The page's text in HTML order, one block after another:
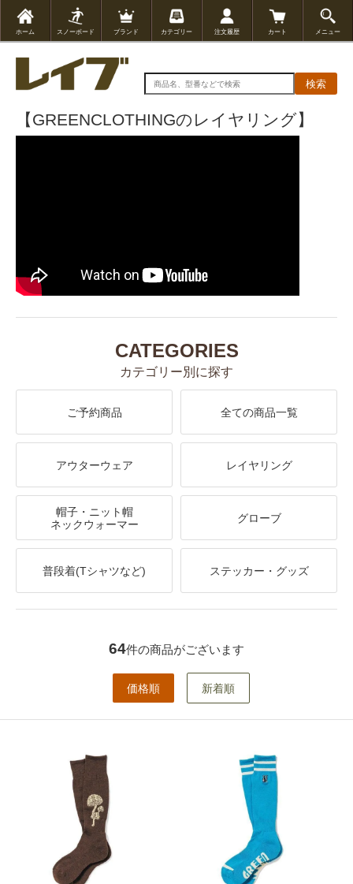
ホーム スノーボード ブランド カテゴリー 注文履歴 カート メニュー
検索
【GREENCLOTHINGのレイヤリング】
CATEGORIES
カテゴリー別に探す
ご予約商品 全ての商品一覧
アウターウェア レイヤリング
帽子・ニット帽
ネックウォーマー
グローブ
普段着(Tシャツなど) ステッカー・グッズ
64件の商品がございます
価格順 新着順